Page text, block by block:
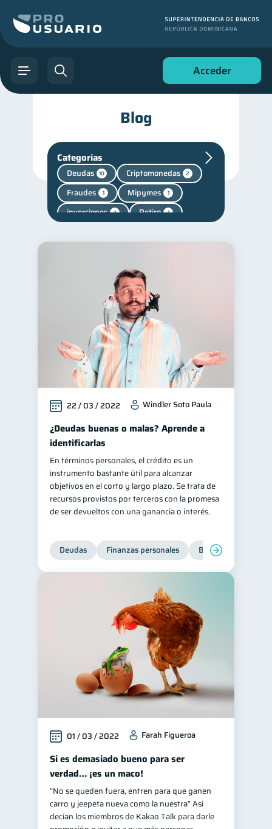
Acceder
Blog
Categorías
Deudas 10 Criptomonedas 2
Fraudes 1 Mipymes 1
inversiones 1 Retiro 1
Educación financiera
Finanzas para jóvenes
Control de deudas 30
Finanzas familiares 25
Inclusión financiera
Bienestar financiero
Finanzas para mujeres 20
Seguridad financiera 13
Salud financiera 12
Productos financieros
Organización Financiera 10
Entidad financiera 8
Préstamos 8 Ahorro 8
Tarjeta de crédito
Historial crediticio
Derechos & Deberes 4
Superintendencia de Bancos 4
Vacaciones 2
Cuenta Abandonada
Inversiones 2
Cuenta Inactiva 1
Finanzas Personales 1
Finanzas en Pareja 1
Educación Financiera
Información financiera 1
Salud mental 1 ahorro 1
22 / 03 / 2022 Windler Soto Paula
¿Deudas buenas o malas? Aprende a
identificarlas
En términos personales, el crédito es un
instrumento bastante útil para alcanzar
objetivos en el corto y largo plazo. Se trata de
recursos provistos por terceros con la promesa
de ser devueltos con una ganancia o interés.
Deudas Finanzas personales Bienestar financiero
01 / 03 / 2022 Farah Figueroa
Si es demasiado bueno para ser
verdad… ¡es un maco!
“No se queden fuera, entren para que ganen
carro y jeepeta nueva como la nuestra” Así
decían los miembros de Kakao Talk para darle